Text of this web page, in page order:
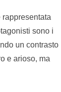
rappresentata
sono i
un contrasto
e arioso, ma